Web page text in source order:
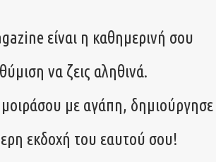
είναι η καθημερινή σου
να ζεις αληθινά.
με αγάπη, δημιούργησε
εκδοχή του εαυτού σου!